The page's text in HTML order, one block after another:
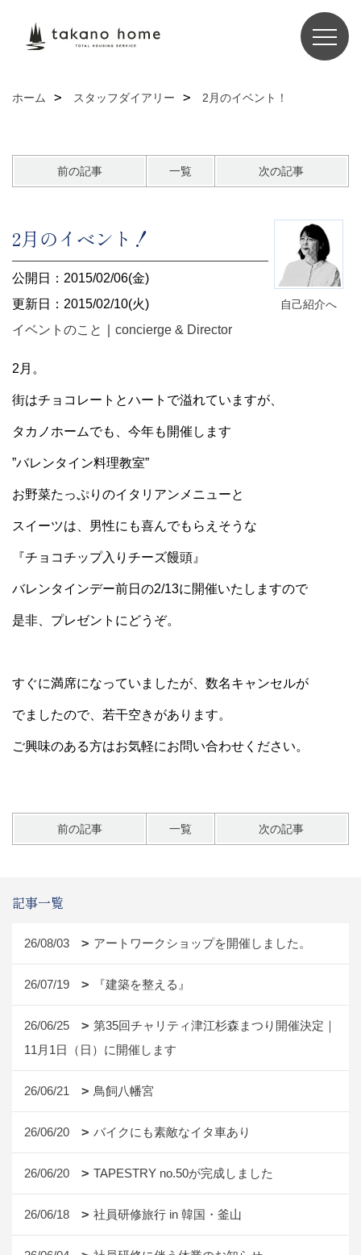
ホーム スタッフダイアリー 2月のイベント！
前の記事 一覧 次の記事
自己紹介へ
2月のイベント！
公開日：2015/02/06(金)
更新日：2015/02/10(火)
イベントのこと
concierge & Director
2月。
街はチョコレートとハートで溢れていますが、
タカノホームでも、今年も開催します
”バレンタイン料理教室”
お野菜たっぷりのイタリアンメニューと
スイーツは、男性にも喜んでもらえそうな
『チョコチップ入りチーズ饅頭』
バレンタインデー前日の2/13に開催いたしますので
是非、プレゼントにどうぞ。
すぐに満席になっていましたが、数名キャンセルが
でましたので、若干空きがあります。
ご興味のある方はお気軽にお問い合わせください。
前の記事 一覧 次の記事
記事一覧
26/08/03 アートワークショップを開催しました。
26/07/19 『建築を整える』
26/06/25
第35回チャリティ津江杉森まつり開催決定｜
11月1日（日）に開催します
26/06/21 鳥飼八幡宮
26/06/20 バイクにも素敵なイタ車あり
26/06/20 TAPESTRY no.50が完成しました
26/06/18 社員研修旅行 in 韓国・釜山